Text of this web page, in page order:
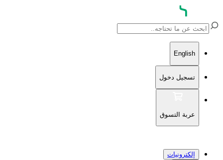
English
تسجيل دخول
عربة التسوق
إلكترونيات